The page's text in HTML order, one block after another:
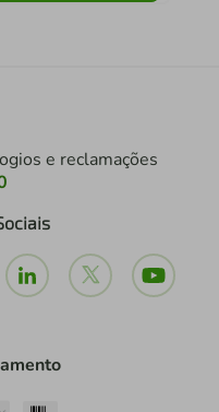
e reclamações